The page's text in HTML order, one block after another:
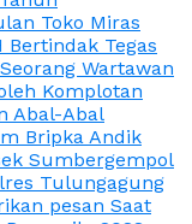
Toko Miras
Bertindak Tegas
Wartawan
Komplotan
Abal-Abal
Bripka Andik
Sumbergempol
Tulungagung
pesan Saat